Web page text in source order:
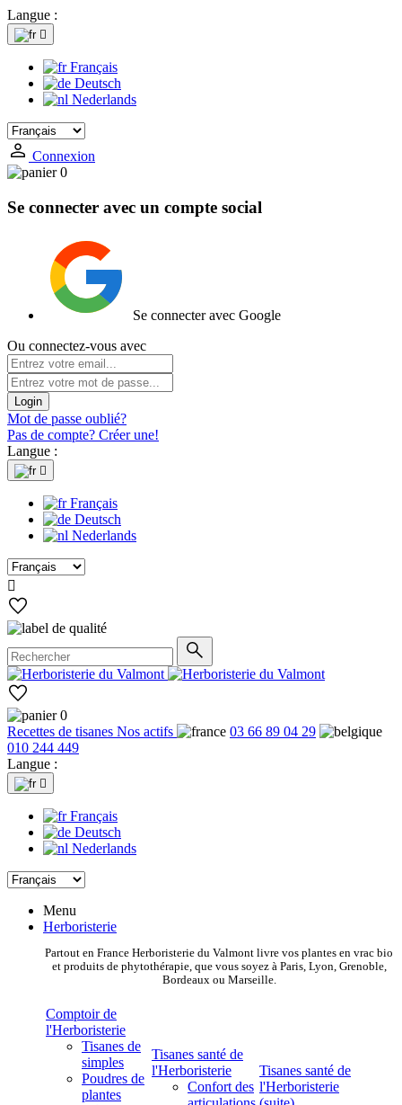
Langue :

Français
Deutsch
Nederlands
Connexion
0
Se connecter avec un compte social
Se connecter avec Google
Ou connectez-vous avec
Login
Mot de passe oublié?
Pas de compte? Créer une!
Langue :

Français
Deutsch
Nederlands

0
Recettes de tisanes Nos actifs
03 66 89 04 29
010 244 449
Langue :

Français
Deutsch
Nederlands
Menu
Herboristerie
Partout en France Herboristerie du Valmont livre vos plantes en vrac bio
et produits de phytothérapie, que vous soyez à Paris, Lyon, Grenoble,
Bordeaux ou Marseille.
Comptoir de
l'Herboristerie
Tisanes de
simples
Poudres de
plantes
Tisanes santé de
l'Herboristerie
Confort des
Tisanes santé de
l'Herboristerie